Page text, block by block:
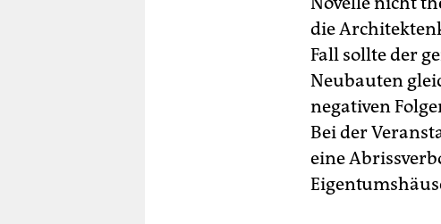
die
Fall sollte der
Neubauten
negativen
Bei der
eine